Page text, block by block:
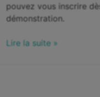
pouvez vous inscrire
démonstration.
Lire la suite »